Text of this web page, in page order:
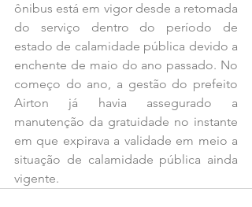
ônibus está em vigor desde a retomada
do serviço dentro do período de
estado de calamidade pública devido a
enchente de maio do ano passado. No
começo do ano, a gestão do prefeito
Airton já havia assegurado a
manutenção da gratuidade no instante
em que expirava a validade em meio a
situação de calamidade pública ainda
vigente.